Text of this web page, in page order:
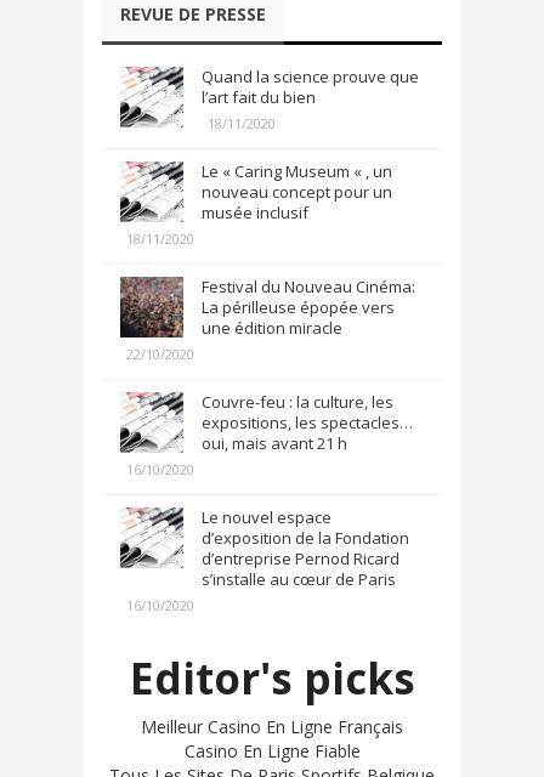
REVUE DE PRESSE
Quand la science prouve que
l’art fait du bien
18/11/2020
Le « Caring Museum « , un
nouveau concept pour un
musée inclusif
18/11/2020
Festival du Nouveau Cinéma:
La périlleuse épopée vers
une édition miracle
22/10/2020
Couvre-feu : la culture, les
expositions, les spectacles…
oui, mais avant 21 h
16/10/2020
Le nouvel espace
d’exposition de la Fondation
d’entreprise Pernod Ricard
s’installe au cœur de Paris
16/10/2020
Editor's picks
Meilleur Casino En Ligne Français
Casino En Ligne Fiable